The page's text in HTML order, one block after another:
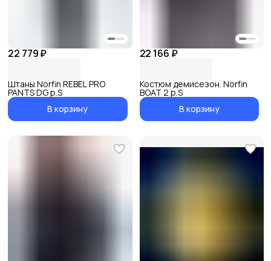
22 779 ₽
Штаны Norfin REBEL PRO
PANTS DG р.S
В корзину
22 166 ₽
Костюм демисезон. Norfin
BOAT 2 р.S
В корзину